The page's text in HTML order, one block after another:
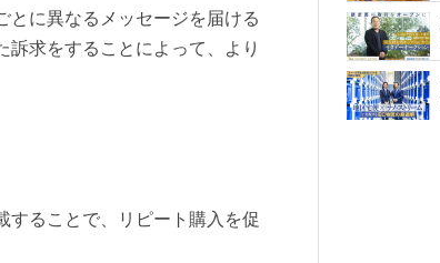
とに異なるメッセージを届ける
訴求をすることによって、より
することで、リピート購入を促